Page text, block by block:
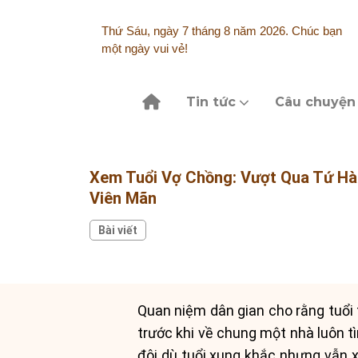
Thứ Sáu, ngày 7 tháng 8 năm 2026. Chúc bạn
một ngày vui vẻ!
Tin tức Câu
Xem Tuổi Vợ Chồng: Vượt Qua Tứ
Viên Mãn
Bài viết
Quan niệm dân gian cho rằng
trước khi về chung một nhà luôn